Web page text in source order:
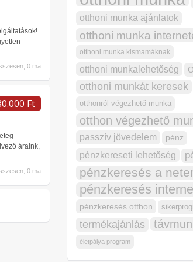
0 ma
Ft
áraink,
0 ma
otthoni munka ajánlatok
otthoni munka
otthoni munka kismamáknak
otthoni munkalehetőség
otthoni munkát keresek
otthonról végezhető munka
otthon végezhető
passzív jövedelem pénz
pénzkereseti lehetőség
pénzkeresés a
pénzkeresés
pénzkeresés otthon
termékajánlás
életpálya program